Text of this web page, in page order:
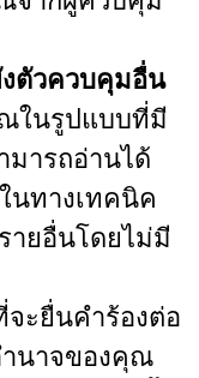
ตัวควบคุมอื่น
ในรูปแบบที่มี
มารถอ่านได้
นทางเทคนิค
ยอื่นโดยไม่มี
ะยื่นคำร้องต่อ
นาจของคุณ